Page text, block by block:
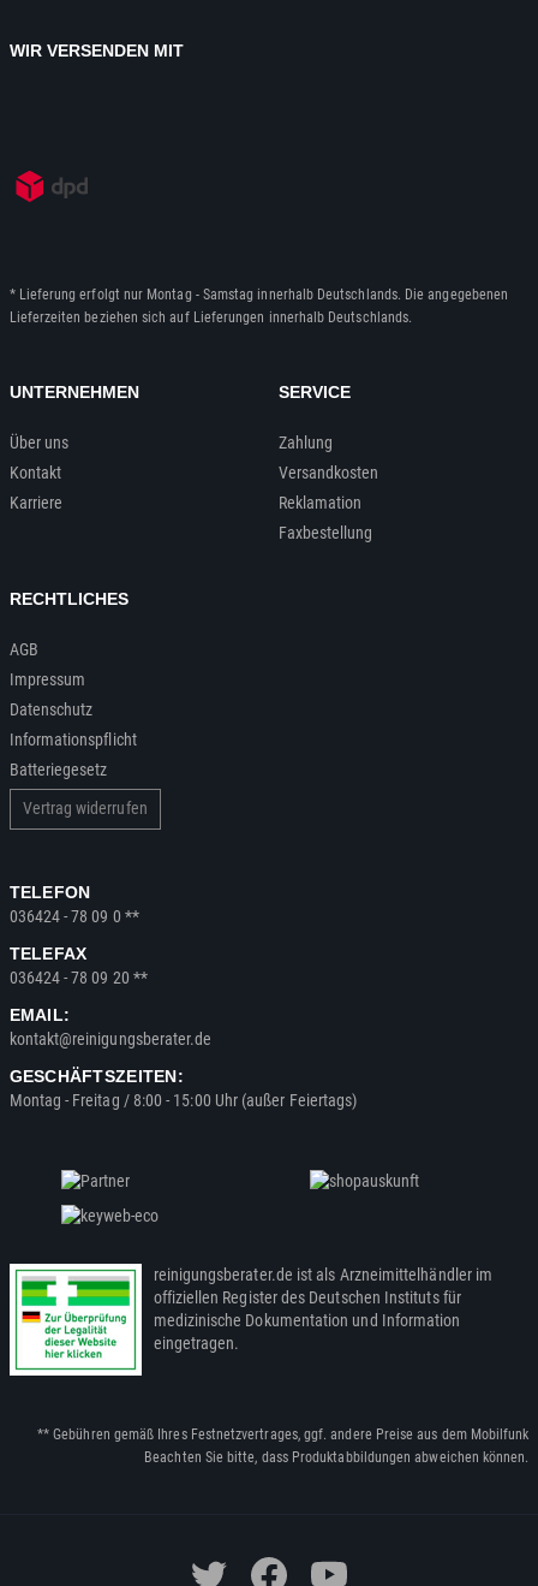
WIR VERSENDEN MIT
* Lieferung erfolgt nur Montag - Samstag innerhalb Deutschlands. Die angegebenen
Lieferzeiten beziehen sich auf Lieferungen innerhalb Deutschlands.
UNTERNEHMEN
Über uns
Kontakt
Karriere
SERVICE
Zahlung
Versandkosten
Reklamation
Faxbestellung
RECHTLICHES
AGB
Impressum
Datenschutz
Informationspflicht
Batteriegesetz
Vertrag widerrufen
TELEFON
036424 - 78 09 0 **
TELEFAX
036424 - 78 09 20 **
EMAIL:
kontakt@reinigungsberater.de
GESCHÄFTSZEITEN:
Montag - Freitag / 8:00 - 15:00 Uhr (außer Feiertags)
reinigungsberater.de ist als Arzneimittelhändler im
offiziellen Register des Deutschen Instituts für
medizinische Dokumentation und Information
eingetragen.
** Gebühren gemäß Ihres Festnetzvertrages, ggf. andere Preise aus dem Mobilfunk
Beachten Sie bitte, dass Produktabbildungen abweichen können.